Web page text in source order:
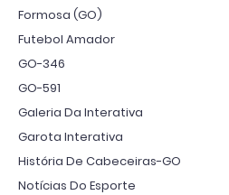
Formosa (GO)
Futebol Amador
GO-346
GO-591
Galeria Da Interativa
Garota Interativa
História De Cabeceiras-GO
Notícias Do Esporte